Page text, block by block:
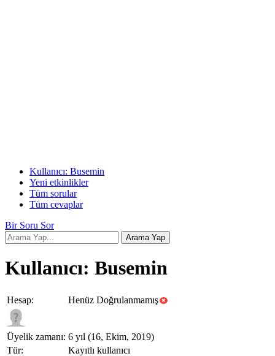
Kullanıcı: Busemin
Yeni etkinlikler
Tüm sorular
Tüm cevaplar
Bir Soru Sor
Kullanıcı: Busemin
Hesap: Henüz Doğrulanmamış
Üyelik zamanı: 6 yıl (16, Ekim, 2019)
Tür:
Kayıtlı kullanıcı